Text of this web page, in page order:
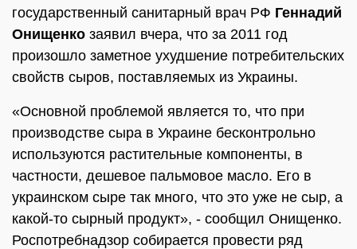
государственный санитарный врач РФ Геннадий
Онищенко заявил вчера, что за 2011 год
произошло заметное ухудшение потребительских
свойств сыров, поставляемых из Украины.
«Основной проблемой является то, что при
производстве сыра в Украине бесконтрольно
используются растительные компоненты, в
частности, дешевое пальмовое масло. Его в
украинском сыре так много, что это уже не сыр, а
какой-то сырный продукт», - сообщил Онищенко.
Роспотребнадзор собирается провести ряд